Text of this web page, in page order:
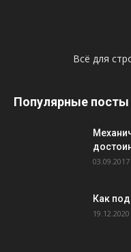
Всё для
Популярные посты
03.09.2017
Как
19.12.2020